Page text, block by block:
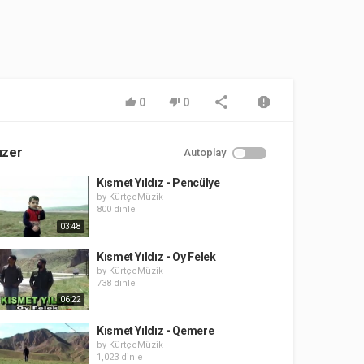
0 0
Autoplay
03:48
Kısmet Yıldız - Pencülye
by KürtçeMüzik
800 dinle
06:22
Kısmet Yıldız - Oy Felek
by KürtçeMüzik
738 dinle
Kısmet Yıldız - Qemere
by KürtçeMüzik
1,023 dinle